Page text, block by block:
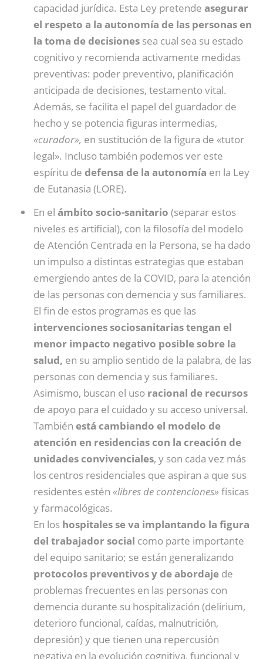
capacidad jurídica. Esta Ley pretende asegurar
el respeto a la autonomía de las personas en
la toma de decisiones sea cual sea su estado
cognitivo y recomienda activamente medidas
preventivas: poder preventivo, planificación
anticipada de decisiones, testamento vital.
Además, se facilita el papel del guardador de
hecho y se potencia figuras intermedias,
«curador», en sustitución de la figura de «tutor
legal». Incluso también podemos ver este
espíritu de defensa de la autonomía en la Ley
de Eutanasia (LORE).
En el ámbito socio-sanitario (separar estos
niveles es artificial), con la filosofía del modelo
de Atención Centrada en la Persona, se ha dado
un impulso a distintas estrategias que estaban
emergiendo antes de la COVID, para la atención
de las personas con demencia y sus familiares.
El fin de estos programas es que las
intervenciones sociosanitarias tengan el
menor impacto negativo posible sobre la
salud, en su amplio sentido de la palabra, de las
personas con demencia y sus familiares.
Asimismo, buscan el uso racional de recursos
de apoyo para el cuidado y su acceso universal.
También está cambiando el modelo de
atención en residencias con la creación de
unidades convivenciales, y son cada vez más
los centros residenciales que aspiran a que sus
residentes estén «libres de contenciones» físicas
y farmacológicas.
En los hospitales se va implantando la figura
del trabajador social como parte importante
del equipo sanitario; se están generalizando
protocolos preventivos y de abordaje de
problemas frecuentes en las personas con
demencia durante su hospitalización (delirium,
deterioro funcional, caídas, malnutrición,
depresión) y que tienen una repercusión
negativa en la evolución cognitiva, funcional y